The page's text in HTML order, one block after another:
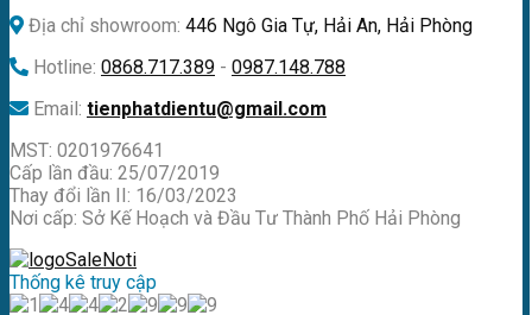
Địa chỉ showroom: 446 Ngô Gia Tự, Hải An, Hải Phòng
Hotline: 0868.717.389 - 0987.148.788
Email: tienphatdientu@gmail.com
MST: 0201976641
Cấp lần đầu: 25/07/2019
Thay đổi lần II: 16/03/2023
Nơi cấp: Sở Kế Hoạch và Đầu Tư Thành Phố Hải Phòng
Thống kê truy cập